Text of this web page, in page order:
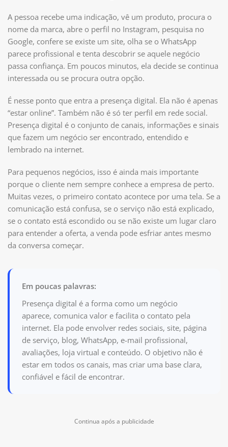
A pessoa recebe uma indicação, vê um produto, procura o
nome da marca, abre o perfil no Instagram, pesquisa no
Google, confere se existe um site, olha se o WhatsApp
parece profissional e tenta descobrir se aquele negócio
passa confiança. Em poucos minutos, ela decide se continua
interessada ou se procura outra opção.
É nesse ponto que entra a presença digital. Ela não é apenas
“estar online”. Também não é só ter perfil em rede social.
Presença digital é o conjunto de canais, informações e sinais
que fazem um negócio ser encontrado, entendido e
lembrado na internet.
Para pequenos negócios, isso é ainda mais importante
porque o cliente nem sempre conhece a empresa de perto.
Muitas vezes, o primeiro contato acontece por uma tela. Se a
comunicação está confusa, se o serviço não está explicado,
se o contato está escondido ou se não existe um lugar claro
para entender a oferta, a venda pode esfriar antes mesmo
da conversa começar.
Em poucas palavras:
Presença digital é a forma como um negócio
aparece, comunica valor e facilita o contato pela
internet. Ela pode envolver redes sociais, site, página
de serviço, blog, WhatsApp, e-mail profissional,
avaliações, loja virtual e conteúdo. O objetivo não é
estar em todos os canais, mas criar uma base clara,
confiável e fácil de encontrar.
Continua após a publicidade